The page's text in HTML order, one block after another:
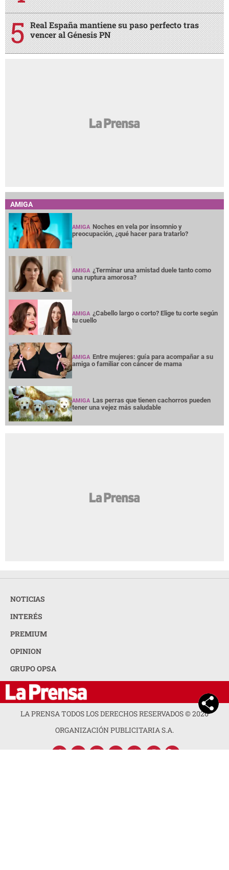
Real España mantiene su paso perfecto tras
vencer al Génesis PN
AMIGA
AMIGA Noches en vela por insomnio y
preocupación, ¿qué hacer para tratarlo?
AMIGA ¿Terminar una amistad duele tanto como
una ruptura amorosa?
AMIGA ¿Cabello largo o corto? Elige tu corte según
tu cuello
AMIGA Entre mujeres: guía para acompañar a su
amiga o familiar con cáncer de mama
AMIGA Las perras que tienen cachorros pueden
tener una vejez más saludable
NOTICIAS
INTERÉS
PREMIUM
OPINION
GRUPO OPSA
LA PRENSA TODOS LOS DERECHOS RESERVADOS ©2026
ORGANIZACIÓN PUBLICITARIA S.A.